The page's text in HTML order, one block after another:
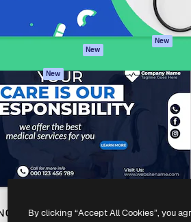
Conteúdo de stock
MCP para
New
Agentes New
API
App móvel
Todas as
ferramentas
Política de
privacidade
Originais New
Central de
confiabilidade
Afiliados
Todos os direitos reservados.
By clicking “Accept All Cookies”, you